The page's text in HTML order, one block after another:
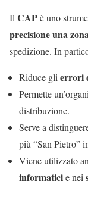
Il CAPè uno
precisione una
spedizione. In
Riduce gli errori
Permette
distribuzione.
Serve a
più “San Pietro”
Viene utilizzato
informaticie nei